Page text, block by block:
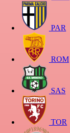
PAR
ROM
SAS
TOR